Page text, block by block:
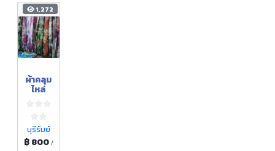
1,272
ผ้าคลุม
ไหล่
บุรีรัมย์
฿ 800 /